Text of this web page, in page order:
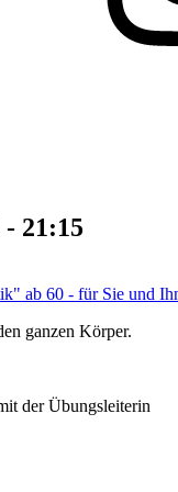
- 21:15
ab 60 - für Sie und
ganzen Körper.
der Übungsleiterin